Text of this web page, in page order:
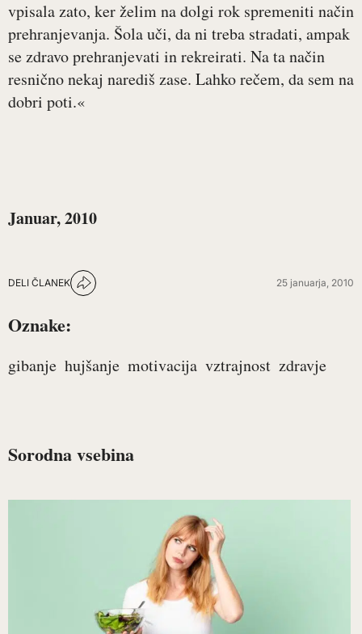
vpisala zato, ker želim na dolgi rok spremeniti način
prehranjevanja. Šola uči, da ni treba stradati, ampak
se zdravo prehranjevati in rekreirati. Na ta način
resnično nekaj narediš zase. Lahko rečem, da sem na
dobri poti.«
Januar, 2010
DELI ČLANEK 25 januarja, 2010
Oznake:
gibanje hujšanje motivacija vztrajnost zdravje
Sorodna vsebina